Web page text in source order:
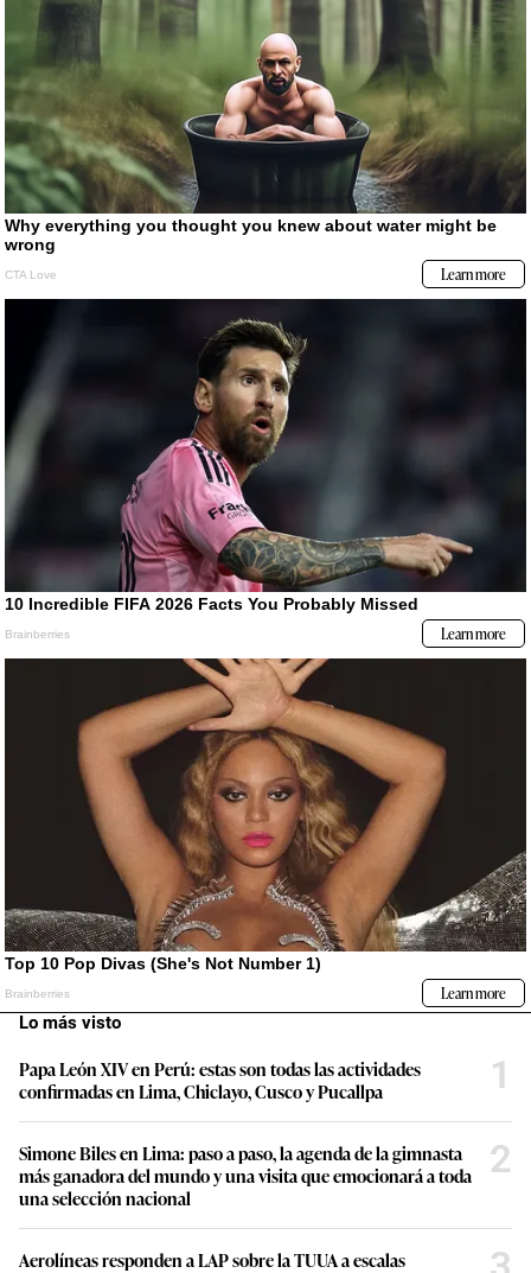
Lo más visto
Papa León XIV en Perú: estas son todas las actividades
confirmadas en Lima, Chiclayo, Cusco y Pucallpa
1
Simone Biles en Lima: paso a paso, la agenda de la gimnasta
más ganadora del mundo y una visita que emocionará a toda
una selección nacional
2
Aerolíneas responden a LAP sobre la TUUA a escalas